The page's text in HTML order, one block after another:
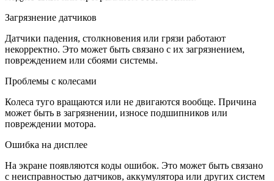
Загрязнение датчиков
Датчики падения, столкновения или грязи работают
некорректно. Это может быть связано с их загрязнением,
повреждением или сбоями системы.
Проблемы с колесами
Колеса туго вращаются или не двигаются вообще. Причина
может быть в загрязнении, износе подшипников или
повреждении мотора.
Ошибка на дисплее
На экране появляются коды ошибок. Это может быть связано
с неисправностью датчиков, аккумулятора или других систем